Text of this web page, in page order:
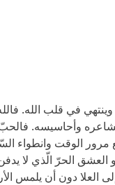
وينتهي في قلب الله.
وأحاسيسه. فالحبّ
مرور الوقت وانطواء
الحرّ الّذي لا
العلا دون أن يلمس